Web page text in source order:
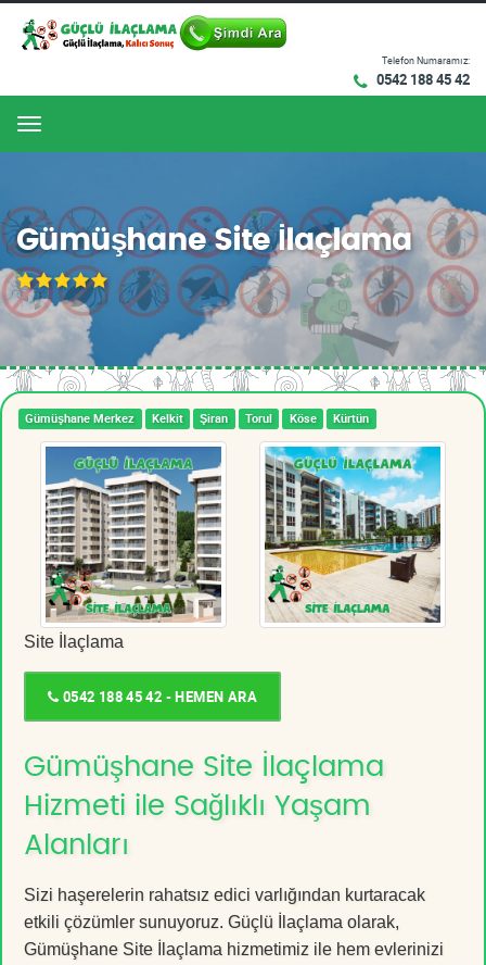
Telefon Numaramız:
0542 188 45 42
Menu
Gümüşhane Site İlaçlama
Gümüşhane Merkez Kelkit Şiran Torul Köse Kürtün
Site İlaçlama
0542 188 45 42 - HEMEN ARA
Gümüşhane Site İlaçlama
Hizmeti ile Sağlıklı Yaşam
Alanları
Sizi haşerelerin rahatsız edici varlığından kurtaracak
etkili çözümler sunuyoruz. Güçlü İlaçlama olarak,
Gümüşhane Site İlaçlama hizmetimiz ile hem evlerinizi